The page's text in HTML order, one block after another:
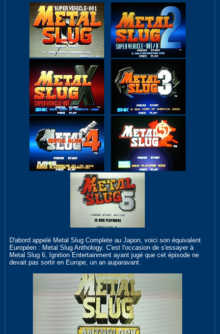
D'abord appelé Metal Slug Complete au Japon, voici son équivalent
Européen : Metal Slug Anthology. C'est l'occasion de s'essayer à
Metal Slug 6, Ignition Entertainment ayant jugé que cet épisode ne
devait pas sortir en Europe, un an auparavant.